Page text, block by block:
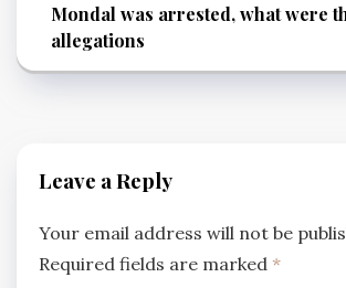
Mondal was arrested, what were
allegations
Leave a Reply
Your email address will not be
Required fields are marked *